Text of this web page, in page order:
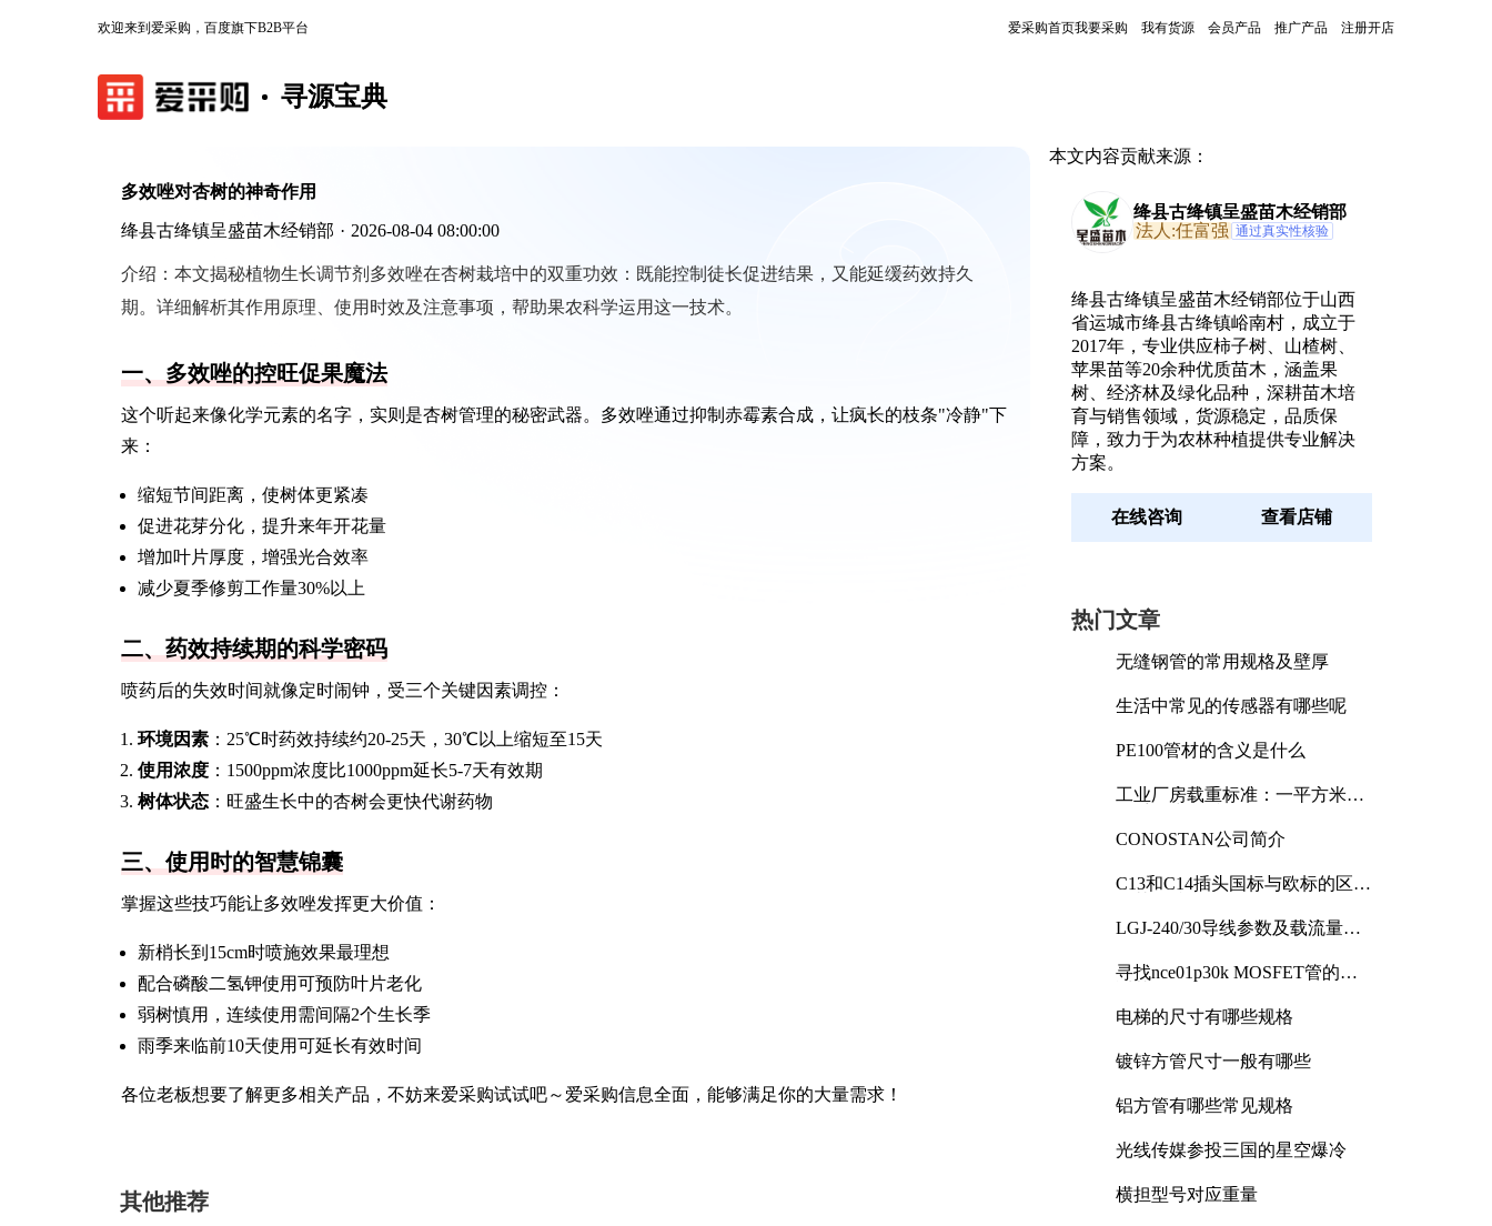
欢迎来到爱采购，百度旗下B2B平台 爱采购首页我要采购 我有货源 会员产品 推广产品 注册开店
寻源宝典
多效唑对杏树的神奇作用
绛县古绛镇呈盛苗木经销部 · 2026-08-04 08:00:00
介绍： 本文揭秘植物生长调节剂多效唑在杏树栽培中的双重功效：既能控制徒长促进结果，又能延缓药效持久
期。详细解析其作用原理、使用时效及注意事项，帮助果农科学运用这一技术。
一、多效唑的控旺促果魔法
这个听起来像化学元素的名字，实则是杏树管理的秘密武器。多效唑通过抑制赤霉素合成，让疯长的枝条"冷静"下
来：
缩短节间距离，使树体更紧凑
促进花芽分化，提升来年开花量
增加叶片厚度，增强光合效率
减少夏季修剪工作量30%以上
二、药效持续期的科学密码
喷药后的失效时间就像定时闹钟，受三个关键因素调控：
环境因素 ：25℃时药效持续约20-25天，30℃以上缩短至15天
使用浓度 ：1500ppm浓度比1000ppm延长5-7天有效期
树体状态 ：旺盛生长中的杏树会更快代谢药物
三、使用时的智慧锦囊
掌握这些技巧能让多效唑发挥更大价值：
新梢长到15cm时喷施效果最理想
配合磷酸二氢钾使用可预防叶片老化
弱树慎用，连续使用需间隔2个生长季
雨季来临前10天使用可延长有效时间
各位老板想要了解更多相关产品，不妨来爱采购试试吧～爱采购信息全面，能够满足你的大量需求！
其他推荐
本文内容贡献来源：
绛县古绛镇呈盛苗木经销部
法人:任富强 通过真实性核验
绛县古绛镇呈盛苗木经销部位于山西
省运城市绛县古绛镇峪南村，成立于
2017年，专业供应柿子树、山楂树、
苹果苗等20余种优质苗木，涵盖果
树、经济林及绿化品种，深耕苗木培
育与销售领域，货源稳定，品质保
障，致力于为农林种植提供专业解决
方案。
在线咨询 查看店铺
热门文章
无缝钢管的常用规格及壁厚
生活中常见的传感器有哪些呢
PE100管材的含义是什么
工业厂房载重标准：一平方米能
CONOSTAN公司简介
C13和C14插头国标与欧标的区别
LGJ-240/30导线参数及载流量解
寻找nce01p30k MOSFET管的合
电梯的尺寸有哪些规格
镀锌方管尺寸一般有哪些
铝方管有哪些常见规格
光线传媒参投三国的星空爆冷
横担型号对应重量